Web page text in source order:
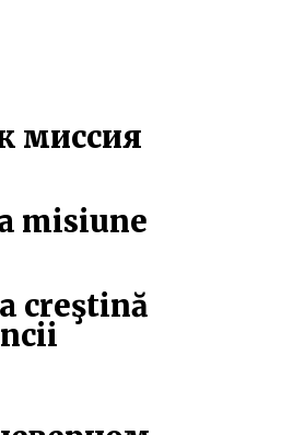
миссия
misiune
creştină